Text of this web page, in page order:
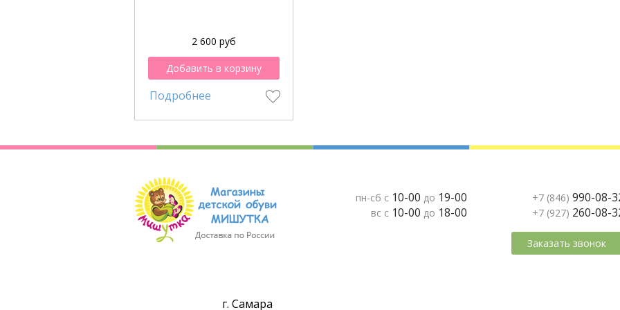
2 600 руб
Добавить в корзину
Подробнее
пн-сб с 10-00 до 19-00
вс с 10-00 до 18-00
+7 (846) 990-08-
+7 (927) 260-08-
Заказать звонок
г. Самара